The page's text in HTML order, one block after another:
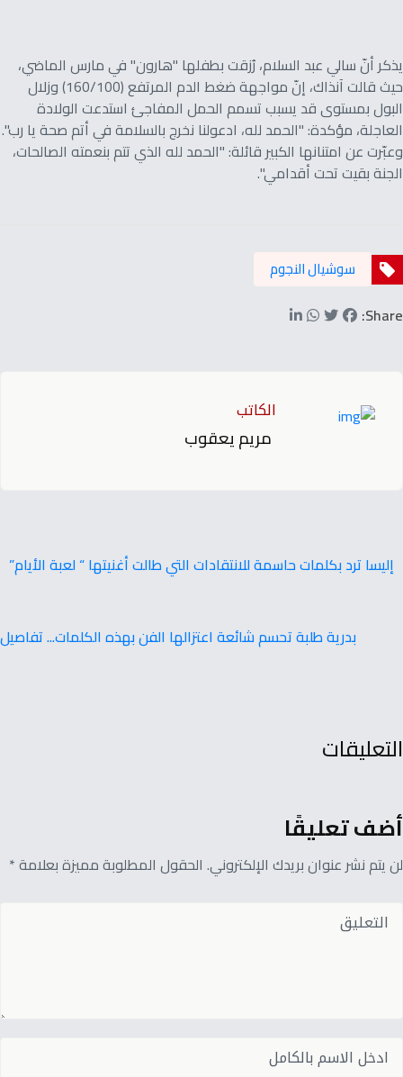
يذكر أنّ سالي عبد السلام، رُزقت بطفلها "هارون" في مارس الماضي،
حيث قالت آنذاك، إنّ مواجهة ضغط الدم المرتفع (160/100) وزلال
البول بمستوى قد يسبب تسمم الحمل المفاجئ استدعت الولادة
العاجلة، مؤكدة: "الحمد لله، ادعولنا نخرج بالسلامة في أتم صحة يا رب".
وعبّرت عن امتنانها الكبير قائلة: "الحمد لله الذي تتم بنعمته الصالحات،
الجنة بقيت تحت أقدامي".
سوشيال النجوم
Share:
الكاتب
مريم يعقوب
إليسا ترد بكلمات حاسمة للانتقادات التي طالت أغنيتها “ لعبة الأيام”
بدرية طلبة تحسم شائعة اعتزالها الفن بهذه الكلمات... تفاصيل
التعليقات
أضف تعليقًا
لن يتم نشر عنوان بريدك الإلكتروني. الحقول المطلوبة مميزة بعلامة *